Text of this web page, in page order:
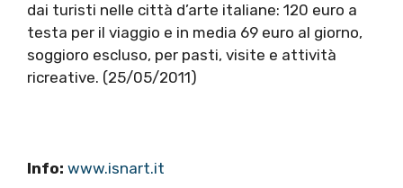
dai turisti nelle città d’arte italiane: 120 euro a
testa per il viaggio e in media 69 euro al giorno,
soggioro escluso, per pasti, visite e attività
ricreative. (25/05/2011)
Info: www.isnart.it